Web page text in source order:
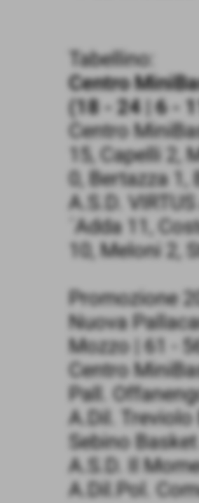
Tabellino:
Centro
(18 - 24 | 6 -
Centro
15, Capelli 2,
0, Bertazza 1,
A.S.D.
´Adda 11,
10, Meloni 2,
Promozione
Nuova
Mozzo | 61 -
Centro
Pall.
A.Dil. Treviolo
Sebino
A.S.D. Il
A.Dil.Pol.